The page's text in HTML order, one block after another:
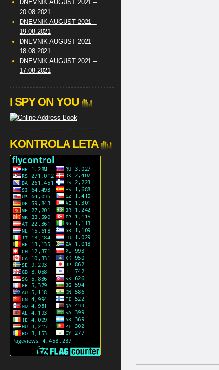
DNEVNIK AUGUST 2021 –
20.08.2021
DNEVNIK AUGUST 2021 –
19.08.2021
DNEVNIK AUGUST 2021 –
18.08.2021
DNEVNIK AUGUST 2021 –
17.08.2021
I SPY ON YOU
KONTROLA LETA